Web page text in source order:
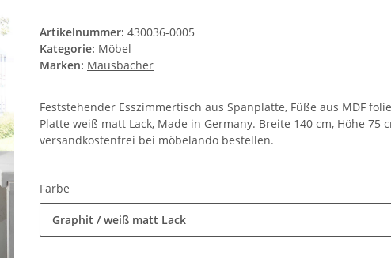
Artikelnummer: 430036-0005
Kategorie: Möbel
Marken: Mäusbacher
Feststehender Esszimmertisch aus Spanplatte, Füße aus MDF
Platte weiß matt Lack, Made in Germany. Breite 140 cm, Höhe 75
versandkostenfrei bei möbelando bestellen.
Farbe
Graphit / weiß matt Lack